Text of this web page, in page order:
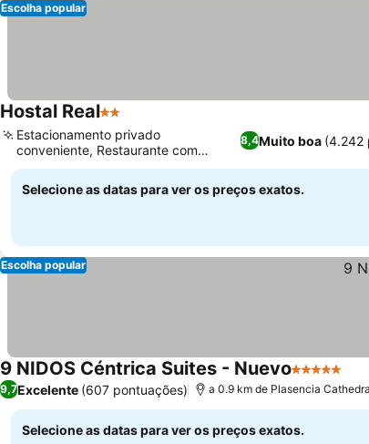
Escolha popular
Hostal Real2 Estrelas
8,4Muito boa (4.242
Estacionamento privado
conveniente, Restaurante com
culinária local caseira
Selecione as datas para ver os preços exatos.
Escolha popular
9 NIDOS Céntrica Suites - Nuevo5 Estrelas
9,7Excelente (607 pontuações) a 0.9 km de Plasencia
Selecione as datas para ver os preços exatos.